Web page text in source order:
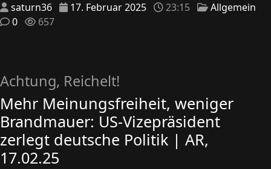
saturn36 17. Februar 2025 23:15
Allgemein
0
657
Achtung, Reichelt!
Mehr Meinungsfreiheit, weniger
Brandmauer: US-Vizepräsident
zerlegt deutsche Politik | AR,
17.02.25